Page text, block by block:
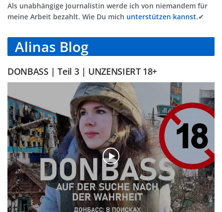
Als unabhängige Journalistin werde ich von niemandem für
meine Arbeit bezahlt. Wie Du mich unterstützen kannst.✔
Alinas Blog
DONBASS | Teil 3 | UNZENSIERT 18+